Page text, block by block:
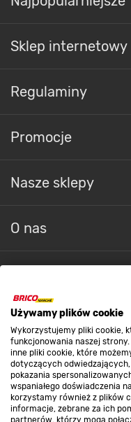
Używamy plików cookie
Wykorzystujemy pliki cookie,
funkcjonowania naszej
inne pliki cookie, które
dotyczących
pokazania
wspaniałego doświadczenia
korzystamy również z plików
informacje, zebrane za ich
partnerów, którzy mogą
Sklep internetowy
Regulaminy
Promocje
Nasze sklepy
O nas
Strefa biznesu
Dołącz do nas